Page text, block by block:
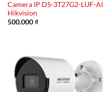
Camera IP DS-3T27G2-LUF-AI
Hikvision
500.000₫